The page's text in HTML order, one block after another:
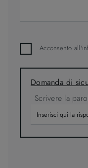
Acconsento
Domanda di
Scrivere la